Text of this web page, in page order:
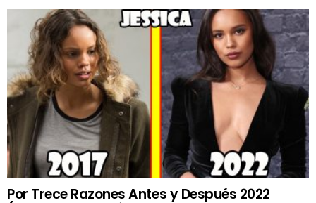
Por Trece Razones Antes y Después 2022